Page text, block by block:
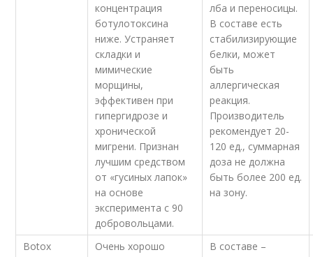
концентрация
ботулотоксина
ниже. Устраняет
складки и
мимические
морщины,
эффективен при
гипергидрозе и
хронической
мигрени. Признан
лучшим средством
от «гусиных лапок»
на основе
эксперимента с 90
добровольцами.
лба и переносицы.
В составе есть
стабилизирующие
белки, может
быть
аллергическая
реакция.
Производитель
рекомендует 20-
120 ед., суммарная
доза не должна
быть более 200 ед.
на зону.
Botox
Очень хорошо
В составе –